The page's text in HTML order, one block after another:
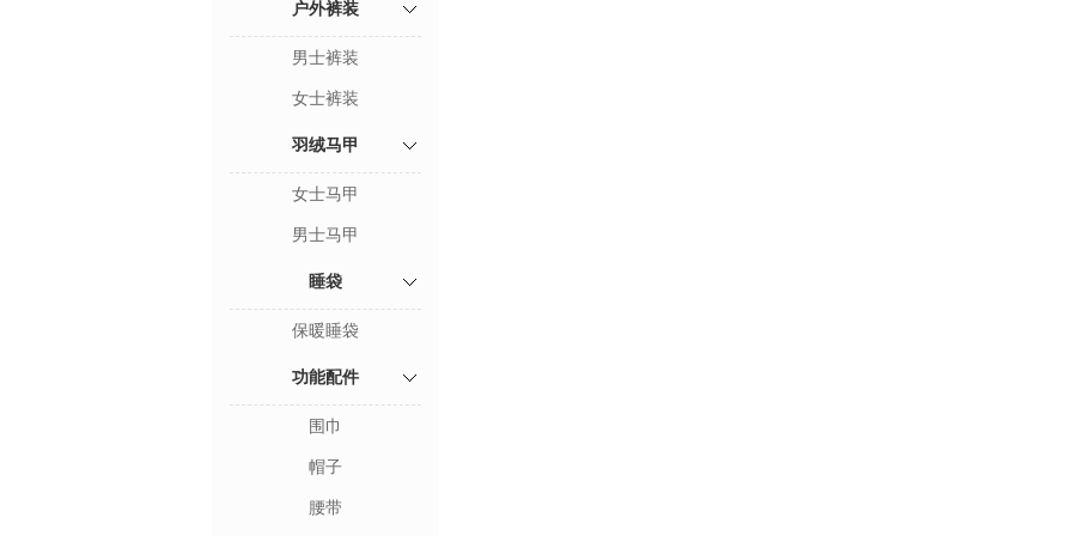
户外裤装
男士裤装
女士裤装
羽绒马甲
女士马甲
男士马甲
睡袋
保暖睡袋
功能配件
围巾
帽子
腰带